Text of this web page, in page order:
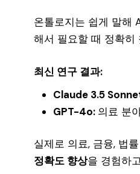
온톨로지는 쉽게 말해
해서 필요할 때 정확히
최신 연구 결과:
Claude 3.5
GPT-4o: 의료 분
실제로 의료, 금융, 법
정확도 향상을 경험하